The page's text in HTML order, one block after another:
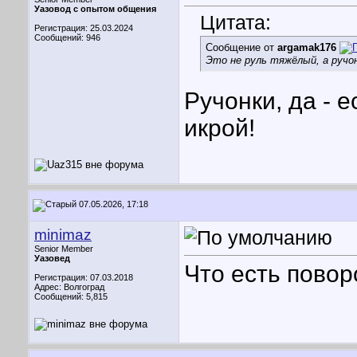
Уазовод с опытом общения
Регистрация: 25.03.2024
Сообщений: 946
Цитата:
Сообщение от argamak176
Это не руль тяжёлый, а
Ручонки, да -
икрой!
07.05.2026, 17:18
minimaz
Senior Member
Уазовед
Регистрация: 07.03.2018
Адрес: Волгоград
Сообщений: 5,815
Что есть